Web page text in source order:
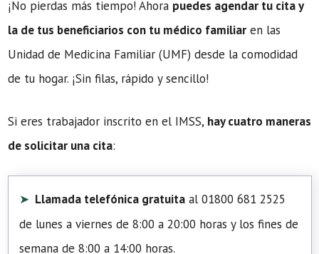
¡No pierdas más tiempo! Ahora puedes agendar tu cita y
la de tus beneficiarios con tu médico familiar en las
Unidad de Medicina Familiar (UMF) desde la comodidad
de tu hogar. ¡Sin filas, rápido y sencillo!
Si eres trabajador inscrito en el IMSS, hay cuatro maneras
de solicitar una cita:
Llamada telefónica gratuita al 01800 681 2525
de lunes a viernes de 8:00 a 20:00 horas y los fines de
semana de 8:00 a 14:00 horas.